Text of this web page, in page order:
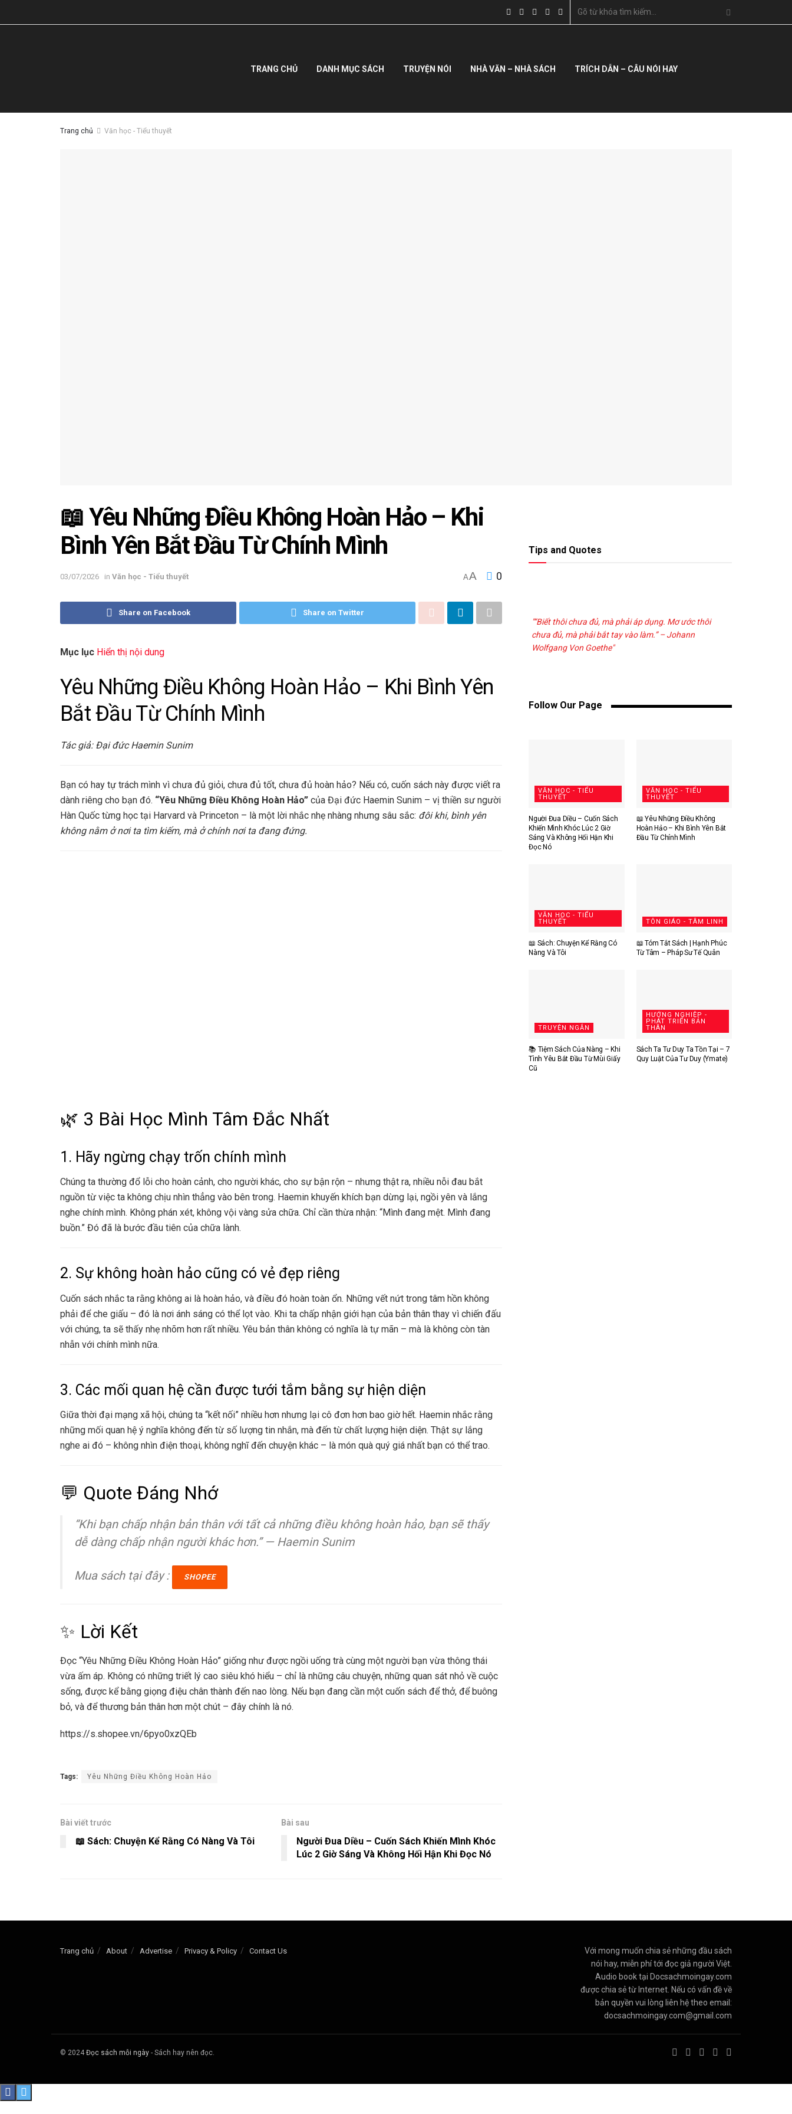
TRANG CHỦ DANH MỤC SÁCH TRUYỆN NÓI NHÀ VĂN – NHÀ SÁCH TRÍCH DẪN – CÂU NÓI HAY
Trang chủ Văn học - Tiểu thuyết
📖 Yêu Những Điều Không Hoàn Hảo – Khi
Bình Yên Bắt Đầu Từ Chính Mình
03/07/2026 in Văn học - Tiểu thuyết AA 0
Share on Facebook Share on Twitter
Mục lục Hiển thị nội dung
Yêu Những Điều Không Hoàn Hảo – Khi Bình Yên
Bắt Đầu Từ Chính Mình
Tác giả: Đại đức Haemin Sunim
Bạn có hay tự trách mình vì chưa đủ giỏi, chưa đủ tốt, chưa đủ hoàn hảo? Nếu có, cuốn sách này được viết ra
dành riêng cho bạn đó. “Yêu Những Điều Không Hoàn Hảo” của Đại đức Haemin Sunim – vị thiền sư người
Hàn Quốc từng học tại Harvard và Princeton – là một lời nhắc nhẹ nhàng nhưng sâu sắc: đôi khi, bình yên
không nằm ở nơi ta tìm kiếm, mà ở chính nơi ta đang đứng.
🌿 3 Bài Học Mình Tâm Đắc Nhất
1. Hãy ngừng chạy trốn chính mình
Chúng ta thường đổ lỗi cho hoàn cảnh, cho người khác, cho sự bận rộn – nhưng thật ra, nhiều nỗi đau bắt
nguồn từ việc ta không chịu nhìn thẳng vào bên trong. Haemin khuyến khích bạn dừng lại, ngồi yên và lắng
nghe chính mình. Không phán xét, không vội vàng sửa chữa. Chỉ cần thừa nhận: “Mình đang mệt. Mình đang
buồn.” Đó đã là bước đầu tiên của chữa lành.
2. Sự không hoàn hảo cũng có vẻ đẹp riêng
Cuốn sách nhắc ta rằng không ai là hoàn hảo, và điều đó hoàn toàn ổn. Những vết nứt trong tâm hồn không
phải để che giấu – đó là nơi ánh sáng có thể lọt vào. Khi ta chấp nhận giới hạn của bản thân thay vì chiến đấu
với chúng, ta sẽ thấy nhẹ nhõm hơn rất nhiều. Yêu bản thân không có nghĩa là tự mãn – mà là không còn tàn
nhẫn với chính mình nữa.
3. Các mối quan hệ cần được tưới tắm bằng sự hiện diện
Giữa thời đại mạng xã hội, chúng ta “kết nối” nhiều hơn nhưng lại cô đơn hơn bao giờ hết. Haemin nhắc rằng
những mối quan hệ ý nghĩa không đến từ số lượng tin nhắn, mà đến từ chất lượng hiện diện. Thật sự lắng
nghe ai đó – không nhìn điện thoại, không nghĩ đến chuyện khác – là món quà quý giá nhất bạn có thể trao.
💬 Quote Đáng Nhớ
“Khi bạn chấp nhận bản thân với tất cả những điều không hoàn hảo, bạn sẽ thấy
dễ dàng chấp nhận người khác hơn.”— Haemin Sunim
Mua sách tại đây : SHOPEE
✨ Lời Kết
Đọc “Yêu Những Điều Không Hoàn Hảo” giống như được ngồi uống trà cùng một người bạn vừa thông thái
vừa ấm áp. Không có những triết lý cao siêu khó hiểu – chỉ là những câu chuyện, những quan sát nhỏ về cuộc
sống, được kể bằng giọng điệu chân thành đến nao lòng. Nếu bạn đang cần một cuốn sách để thở, để buông
bỏ, và để thương bản thân hơn một chút – đây chính là nó.
https://s.shopee.vn/6pyo0xzQEb
Tags: Yêu Những Điều Không Hoàn Hảo
Bài viết trước
📖 Sách: Chuyện Kể Rằng Có Nàng Và Tôi
Bài sau
Người Đua Diều – Cuốn Sách Khiến Mình Khóc
Lúc 2 Giờ Sáng Và Không Hối Hận Khi Đọc Nó
Tips and Quotes
"“Biết thôi chưa đủ, mà phải áp dụng. Mơ ước thôi
chưa đủ, mà phải bắt tay vào làm.” – Johann
Wolfgang Von Goethe"
Follow Our Page
VĂN HỌC - TIỂU
THUYẾT
Người Đua Diều – Cuốn Sách
Khiến Mình Khóc Lúc 2 Giờ
Sáng Và Không Hối Hận Khi
Đọc Nó
VĂN HỌC - TIỂU
THUYẾT
📖 Yêu Những Điều Không
Hoàn Hảo – Khi Bình Yên Bắt
Đầu Từ Chính Mình
VĂN HỌC - TIỂU
THUYẾT
📖 Sách: Chuyện Kể Rằng Có
Nàng Và Tôi
TÔN GIÁO - TÂM LINH
📖 Tóm Tắt Sách | Hạnh Phúc
Từ Tâm – Pháp Sư Tế Quân
TRUYỆN NGẮN
📚 Tiệm Sách Của Nàng – Khi
Tình Yêu Bắt Đầu Từ Mùi Giấy
Cũ
HƯỚNG NGHIỆP -
PHÁT TRIỂN BẢN
THÂN
Sách Ta Tư Duy Ta Tồn Tại – 7
Quy Luật Của Tư Duy (Ymate)
Trang chủ About Advertise Privacy & Policy Contact Us
Với mong muốn chia sẻ những đầu sách
nói hay, miễn phí tới đọc giả người Việt.
Audio book tại Docsachmoingay.com
được chia sẻ từ Internet. Nếu có vấn đề về
bản quyền vui lòng liên hệ theo email:
docsachmoingay.com@gmail.com
© 2024 Đọc sách mỗi ngày - Sách hay nên đọc.